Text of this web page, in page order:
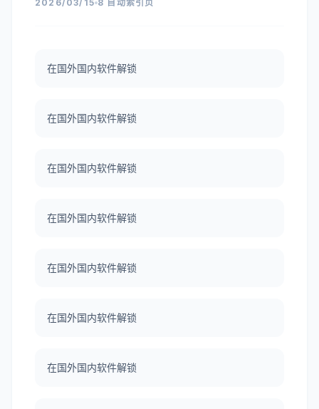
2026/03/15 8 自动索引页
在国外国内软件解锁
在国外国内软件解锁
在国外国内软件解锁
在国外国内软件解锁
在国外国内软件解锁
在国外国内软件解锁
在国外国内软件解锁